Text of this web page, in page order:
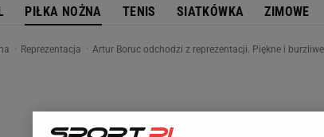
PIŁKA NOŻNA TENIS SIATKÓWKA ZIMOWE
Reprezentacja Artur Boruc odchodzi z reprezentacji. Piękne i